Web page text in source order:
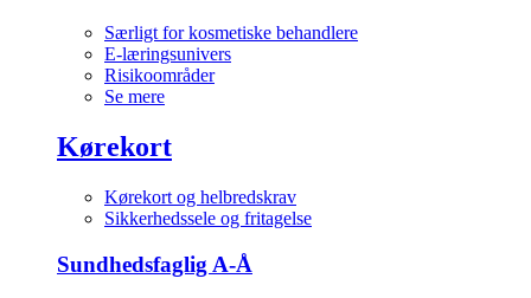
Særligt for kosmetiske behandlere
E-læringsunivers
Risikoområder
Se mere
Kørekort
Kørekort og helbredskrav
Sikkerhedssele og fritagelse
Sundhedsfaglig A-Å